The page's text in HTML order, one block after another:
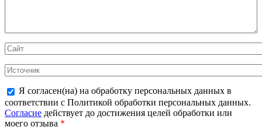
Я согласен(на) на обработку персональных данных в
соответствии с Политикой обработки персональных данных.
Согласие действует до достижения целей обработки или
моего отзыва *